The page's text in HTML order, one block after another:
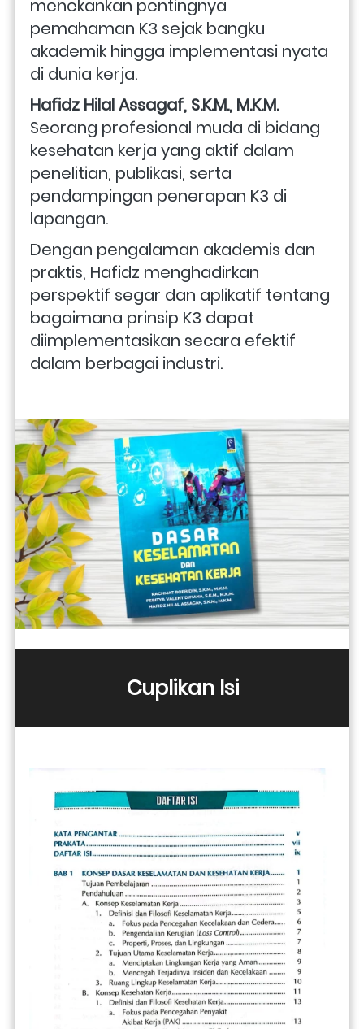
menekankan pentingnya
pemahaman K3 sejak bangku
akademik hingga implementasi nyata
di dunia kerja.
Hafidz Hilal Assagaf, S.K.M., M.K.M.
Seorang profesional muda di bidang
kesehatan kerja yang aktif dalam
penelitian, publikasi, serta
pendampingan penerapan K3 di
lapangan.
Dengan pengalaman akademis dan
praktis, Hafidz menghadirkan
perspektif segar dan aplikatif tentang
bagaimana prinsip K3 dapat
diimplementasikan secara efektif
dalam berbagai industri.
Cuplikan Isi